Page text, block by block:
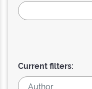
Current filters: